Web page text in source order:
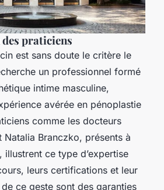
praticiens
est sans doute le critère le
un professionnel formé
intime masculine,
avérée en pénoplastie
comme les docteurs
Natalia Branczko, présents à
ce type d’expertise
leurs certifications et leur
ce geste sont des garanties